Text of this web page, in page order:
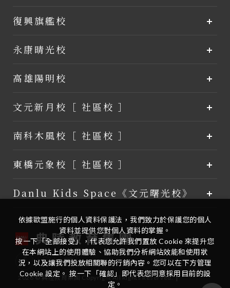
復興旗艦校
永康晴光校
高雄陽明校
文元新月校［ 社區校 ］
南科木風校［ 社區校 ］
東橋元象校［ 社區校 ］
Danlu Kids Space《文元曙光校》
2026©典陸教育集團 CopyrightAll Rights Reserved. |
依據歐盟施行的個人資料保護法，我們致力於保護您的個人
資料並提供您對個人資料的掌握。
按一下「全部接受」，代表您允許我們置放 Cookie 來提升您
在本網站上的使用體驗、協助我們分析網站效能和使用狀
況，以及讓我們投放相關聯的行銷內容。您可以在下方管理
Cookie 設定。 按一下「確認」即代表您同意採用目前的設
定。